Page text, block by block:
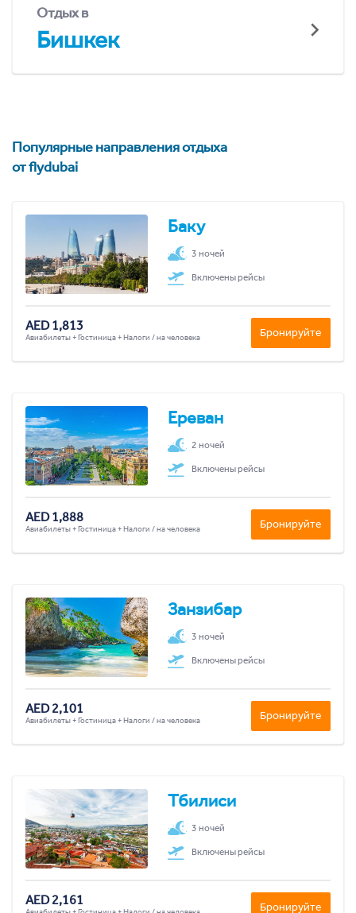
Отдых в
Бишкек
Популярные направления отдыха
от flydubai
Баку
3 ночей
Включены рейсы
AED 1,813
Авиабилеты + Гостиница + Налоги / на человека Бронируйте
Ереван
2 ночей
Включены рейсы
AED 1,888
Авиабилеты + Гостиница + Налоги / на человека Бронируйте
Занзибар
3 ночей
Включены рейсы
AED 2,101
Авиабилеты + Гостиница + Налоги / на человека Бронируйте
Тбилиси
3 ночей
Включены рейсы
AED 2,161 Бронируйте